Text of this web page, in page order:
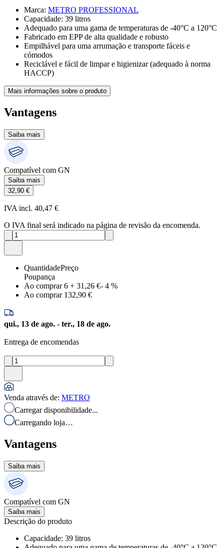
Marca: METRO PROFESSIONAL
Capacidade: 39 litros
Adequado para uma gama de temperaturas de -40°C a 120°C
Fabricado em EPP de alta qualidade e robusto
Empilhável para uma arrumação e transporte fáceis e
cómodos
Reciclável e fácil de limpar e higienizar (adequado à norma
HACCP)
Mais informações sobre o produto
Vantagens
Saiba mais
Compatível com GN
Saiba mais
32,90 €
IVA incl. 40,47 €
O IVA final será indicado na página de revisão da encomenda.
QuantidadePreço
Poupança
Ao comprar 6 + 31,26 €- 4 %
Ao comprar 132,90 €
qui., 13 de ago. - ter., 18 de ago.
Entrega de encomendas
Venda através de: METRO
Carregar disponibilidade...
Carregando loja…
Vantagens
Saiba mais
Compatível com GN
Saiba mais
Descrição do produto
Capacidade: 39 litros